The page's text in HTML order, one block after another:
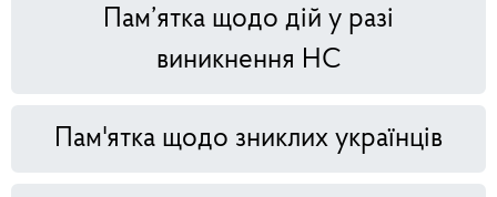
Пам’ятка щодо дій у разі
виникнення НС
Пам'ятка щодо зниклих українців